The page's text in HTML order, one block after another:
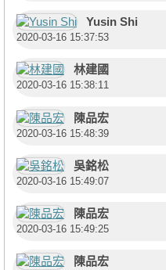
Yusin Shi
2020-03-16 15:37:53
林建國
2020-03-16 15:38:11
陳品宏
2020-03-16 15:48:39
吳銘松
2020-03-16 15:49:07
陳品宏
2020-03-16 15:49:25
陳品宏